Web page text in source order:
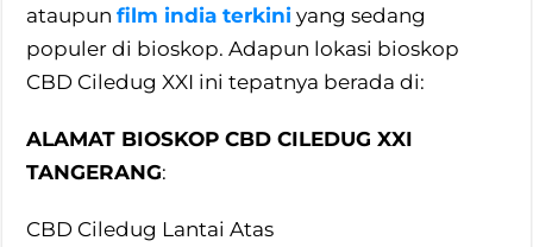
ataupunfilm india terkini yang sedang
populer di bioskop. Adapun lokasi bioskop
CBD Ciledug XXI ini tepatnya berada di:
ALAMAT BIOSKOP CBD CILEDUG XXI
TANGERANG:
CBD Ciledug Lantai Atas